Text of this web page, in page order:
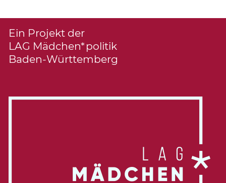
Ein Projekt der
LAG Mädchen*politik
Baden-Württemberg